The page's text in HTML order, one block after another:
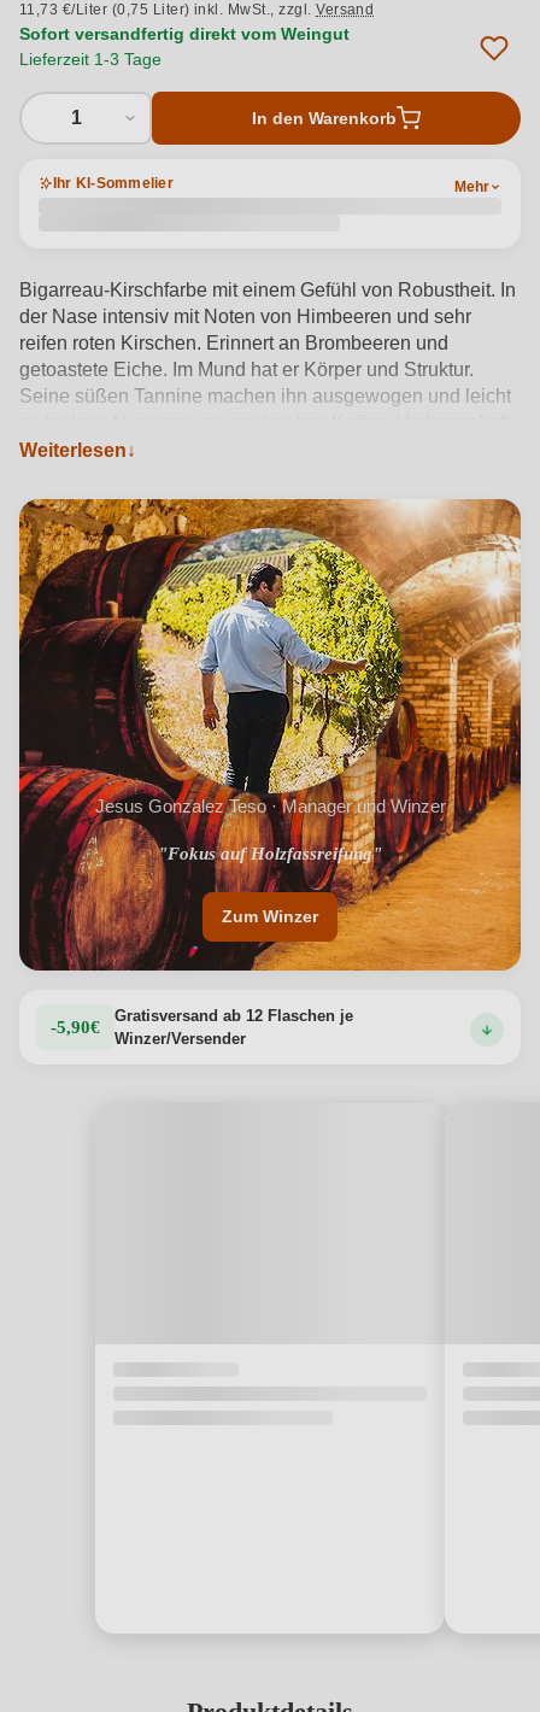
11,73 €/Liter (0,75 Liter) inkl. MwSt.,zzgl.Versand
Sofort versandfertig direkt vom Weingut
Lieferzeit 1-3 Tage
1 In den Warenkorb
Ihr KI-Sommelier Mehr
Bigarreau-Kirschfarbe mit einem Gefühl von Robustheit. In
der Nase intensiv mit Noten von Himbeeren und sehr
reifen roten Kirschen. Erinnert an Brombeeren und
getoastete Eiche. Im Mund hat er Körper und Struktur.
Seine süßen Tannine machen ihn ausgewogen und leicht
der Frucht gegenüber dem Holz
Weiterlesen
Jesus Gonzalez Teso · Manager und Winzer
"Fokus auf Holzfassreifung"
"Vielfach international Ausgezeichnet"
Zum Winzer
-5,90€
Gratisversand ab 12 Flaschen je
Winzer/Versender